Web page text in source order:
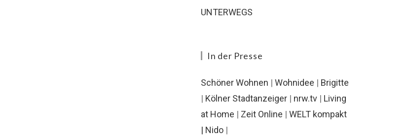
UNTERWEGS
In der Presse
Schöner Wohnen | Wohnidee | Brigitte
| Kölner Stadtanzeiger | nrw.tv | Living
at Home | Zeit Online | WELT kompakt
| Nido |